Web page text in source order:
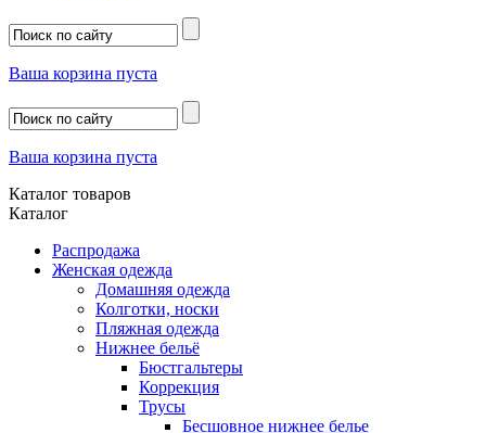
Ваша корзина пуста
Ваша корзина пуста
Каталог товаров
Каталог
Распродажа
Женская одежда
Домашняя одежда
Колготки, носки
Пляжная одежда
Нижнее бельё
Бюстгальтеры
Коррекция
Трусы
Бесшовное нижнее белье